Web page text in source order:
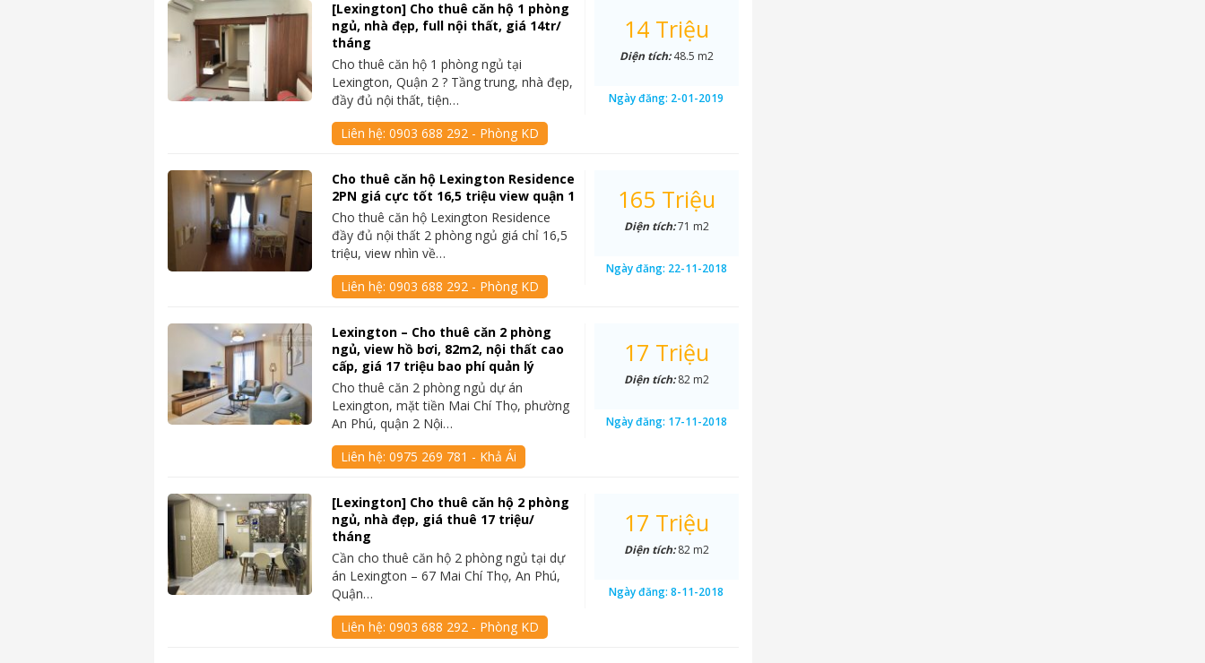
[Lexington] Cho thuê căn hộ 1 phòng
ngủ, nhà đẹp, full nội thất, giá 14tr/
tháng
Cho thuê căn hộ 1 phòng ngủ tại
Lexington, Quận 2 ? Tầng trung, nhà đẹp,
đầy đủ nội thất, tiện…
Liên hệ:0903 688 292 - Phòng KD
14 Triệu
Diện tích:48.5 m2
Ngày đăng: 2-01-2019
Cho thuê căn hộ Lexington Residence
2PN giá cực tốt 16,5 triệu view quận 1
Cho thuê căn hộ Lexington Residence
đầy đủ nội thất 2 phòng ngủ giá chỉ 16,5
triệu, view nhìn về…
Liên hệ:0903 688 292 - Phòng KD
165 Triệu
Diện tích:71 m2
Ngày đăng: 22-11-2018
Lexington – Cho thuê căn 2 phòng
ngủ, view hồ bơi, 82m2, nội thất cao
cấp, giá 17 triệu bao phí quản lý
Cho thuê căn 2 phòng ngủ dự án
Lexington, mặt tiền Mai Chí Thọ, phường
An Phú, quận 2 Nội…
Liên hệ:0975 269 781 - Khả Ái
17 Triệu
Diện tích:82 m2
Ngày đăng: 17-11-2018
[Lexington] Cho thuê căn hộ 2 phòng
ngủ, nhà đẹp, giá thuê 17 triệu/
tháng
Cần cho thuê căn hộ 2 phòng ngủ tại dự
án Lexington – 67 Mai Chí Thọ, An Phú,
Quận…
Liên hệ:0903 688 292 - Phòng KD
17 Triệu
Diện tích:82 m2
Ngày đăng:8-11-2018